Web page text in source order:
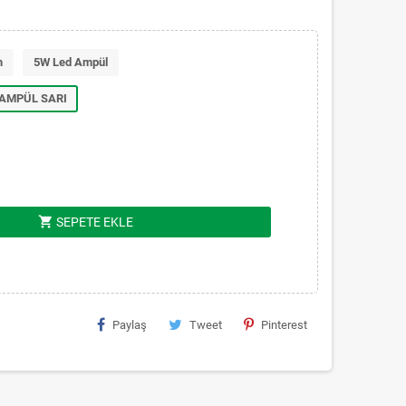
5W Led Ampül
SARI
shopping_cart SEPETE EKLE
Paylaş Tweet Pinterest